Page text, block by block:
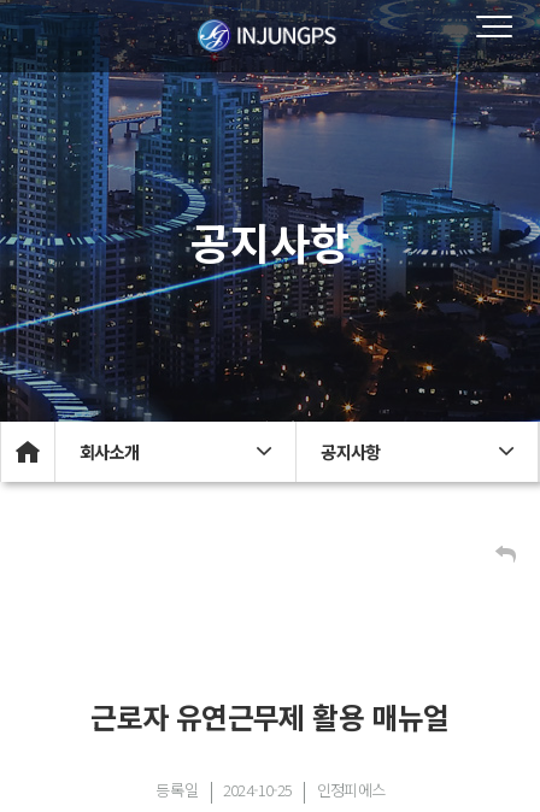
공지사항
회사소개 공지사항
근로자 유연근무제 활용 매뉴얼
등록일 2024-10-25 인정피에스